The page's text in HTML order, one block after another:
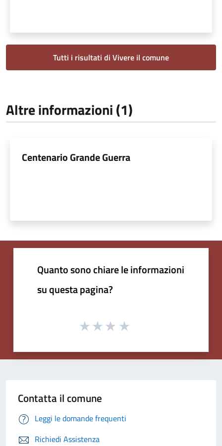
Tutti i risultati di Vivere il comune
Altre informazioni (1)
Centenario Grande Guerra
Quanto sono chiare le informazioni
su questa pagina?
Contatta il comune
Leggi le domande frequenti
Richiedi Assistenza